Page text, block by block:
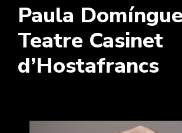
Paula
Teatre Casinet
d’Hostafrancs